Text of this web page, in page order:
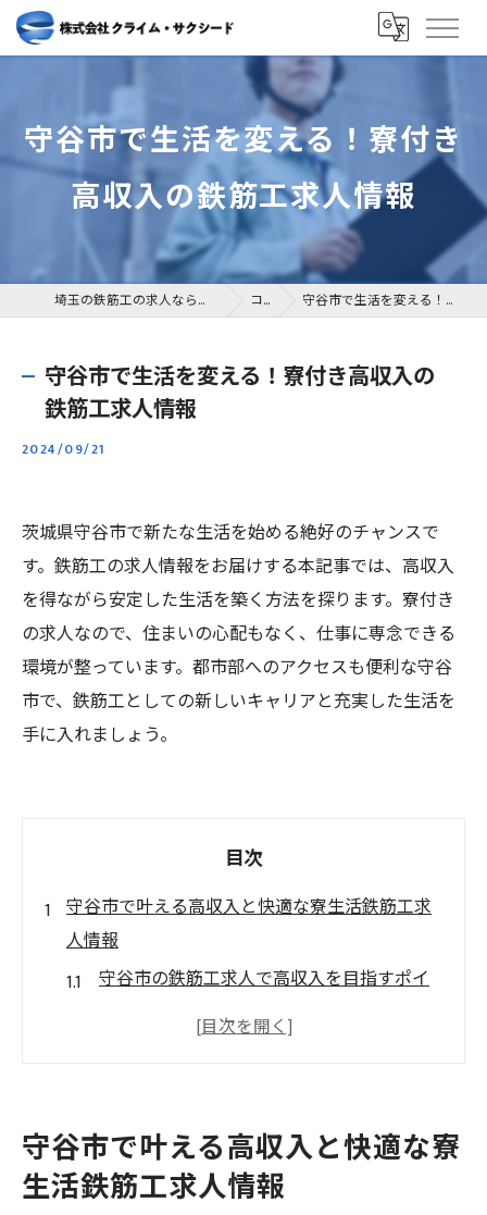
守谷市で生活を変える！寮付き
高収入の鉄筋工求人情報
埼玉の鉄筋工の求人なら株式会社クライム・サクシード コラム 守谷市で生活を変える！寮付き高収入の鉄筋工求人情報
守谷市で生活を変える！寮付き高収入の
鉄筋工求人情報
2024/09/21
茨城県守谷市で新たな生活を始める絶好のチャンスで
す。鉄筋工の求人情報をお届けする本記事では、高収入
を得ながら安定した生活を築く方法を探ります。寮付き
の求人なので、住まいの心配もなく、仕事に専念できる
環境が整っています。都市部へのアクセスも便利な守谷
市で、鉄筋工としての新しいキャリアと充実した生活を
手に入れましょう。
目次
守谷市で叶える高収入と快適な寮生活鉄筋工求
人情報
守谷市の鉄筋工求人で高収入を目指すポイ
守谷市の魅力と求人の特徴を徹底解説
寮付き求人で新生活に適応するためのヒン
ト
守谷市で叶える高収入と快適な寮
生活鉄筋工求人情報